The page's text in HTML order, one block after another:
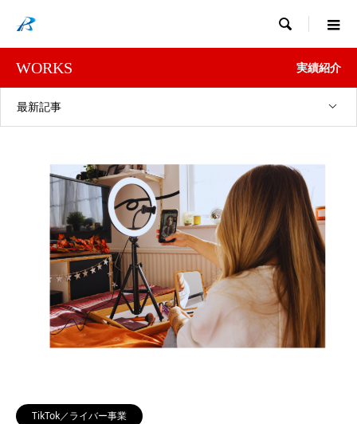

WORKS 実績紹介
最新記事
TikTok／ライバー事業